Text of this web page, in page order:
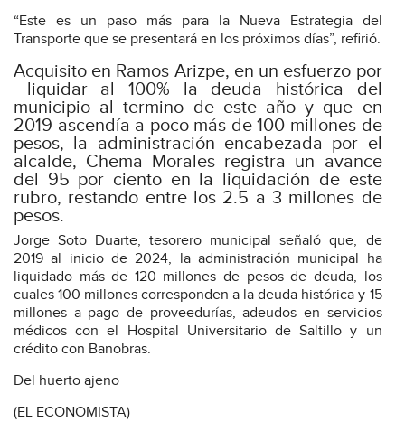
“Este es un paso más para la Nueva Estrategia del
Transporte que se presentará en los próximos días”, refirió.
Acquisito en Ramos Arizpe, en un esfuerzo por
liquidar al 100% la deuda histórica del
municipio al termino de este año y que en
2019 ascendía a poco más de 100 millones de
pesos, la administración encabezada por el
alcalde, Chema Morales registra un avance
del 95 por ciento en la liquidación de este
rubro, restando entre los 2.5 a 3 millones de
pesos.
Jorge Soto Duarte, tesorero municipal señaló que, de
2019 al inicio de 2024, la administración municipal ha
liquidado más de 120 millones de pesos de deuda, los
cuales 100 millones corresponden a la deuda histórica y 15
millones a pago de proveedurías, adeudos en servicios
médicos con el Hospital Universitario de Saltillo y un
crédito con Banobras.
Del huerto ajeno
(EL ECONOMISTA)